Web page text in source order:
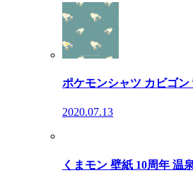
ポケモンシャツ カビゴン
2020.07.13
くまモン 壁紙 10周年 温